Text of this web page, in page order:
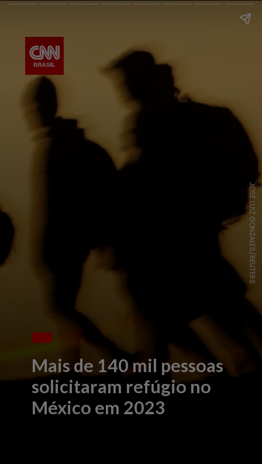
Mais de 140 mil pessoas
solicitaram refúgio no
México em 2023
JOSÉ LUIZ GONZALES/REUTERS